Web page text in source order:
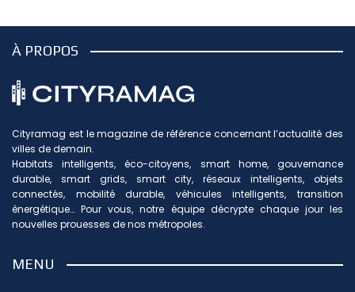
À PROPOS
Cityramag est le magazine de référence concernant l’actualité des
villes de demain.
Habitats intelligents, éco-citoyens, smart home, gouvernance
durable, smart grids, smart city, réseaux intelligents, objets
connectés, mobilité durable, véhicules intelligents, transition
énergétique… Pour vous, notre équipe décrypte chaque jour les
nouvelles prouesses de nos métropoles.
MENU